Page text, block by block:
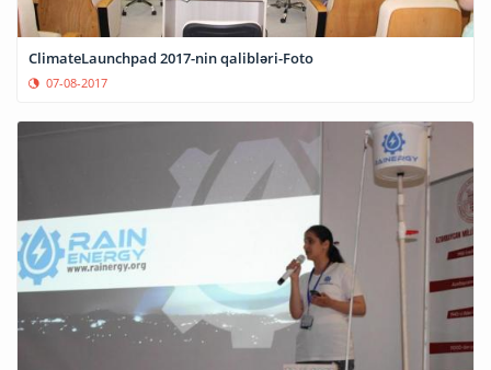
ClimateLaunchpad 2017-nin qalibləri-Foto
07-08-2017